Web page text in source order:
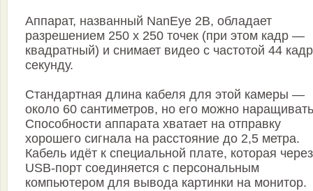
Аппарат, названный NanEye 2B, обладает
разрешением 250 х 250 точек (при этом кадр —
квадратный) и снимает видео с частотой 44
секунду.
Стандартная длина кабеля для этой камеры —
около 60 сантиметров, но его можно
Способности аппарата хватает на отправку
хорошего сигнала на расстояние до 2,5 метра.
Кабель идёт к специальной плате, которая через
USB-порт соединяется с персональным
компьютером для вывода картинки на монитор.